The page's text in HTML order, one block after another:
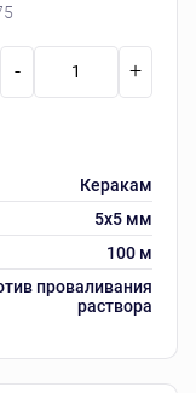
Керакам
5x5 мм
100 м
проваливания
раствора
- +